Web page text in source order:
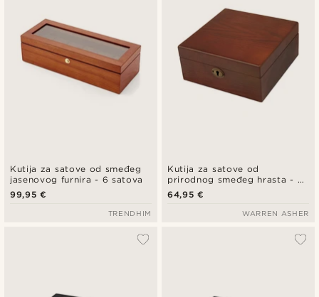
Kutija za satove od smeđeg
jasenovog furnira - 6 satova
99,95 €
TRENDHIM
Kutija za satove od
prirodnog smeđeg hrasta - 6
satova
64,95 €
WARREN ASHER